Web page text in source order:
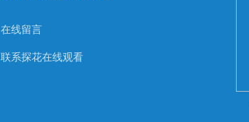
在线留言
联系探花在线观看